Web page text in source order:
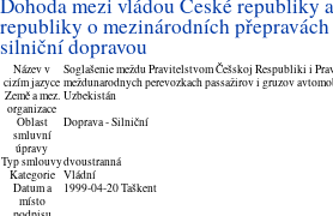
Dohoda mezi vládou České republiky
republiky o mezinárodních
silniční dopravou
Název v
cizím jazyce
Soglašenie meždu Pravitelstvom Češskoj Respubliki i
meždunarodnych perevozkach passažirov i gruzov
Země a mez.
organizace
Uzbekistán
Oblast
smluvní
úpravy
Doprava - Silniční
Typ smlouvydvoustranná
Kategorie Vládní
Datum a
místo
1999-04-20 Taškent